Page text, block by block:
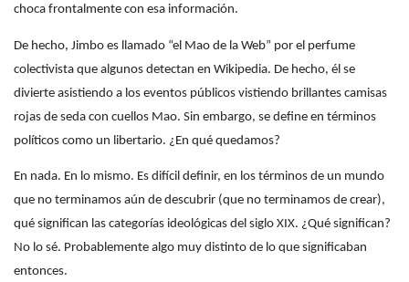
choca frontalmente con esa información.
De hecho, Jimbo es llamado “el Mao de la Web” por el perfume
colectivista que algunos detectan en Wikipedia. De hecho, él se
divierte asistiendo a los eventos públicos vistiendo brillantes camisas
rojas de seda con cuellos Mao. Sin embargo, se define en términos
políticos como un libertario. ¿En qué quedamos?
En nada. En lo mismo. Es difícil definir, en los términos de un mundo
que no terminamos aún de descubrir (que no terminamos de crear),
qué significan las categorías ideológicas del siglo XIX. ¿Qué significan?
No lo sé. Probablemente algo muy distinto de lo que significaban
entonces.